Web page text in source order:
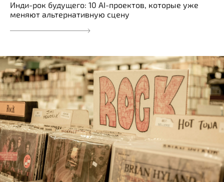
Инди-рок будущего: 10 AI-проектов, которые уже
меняют альтернативную сцену